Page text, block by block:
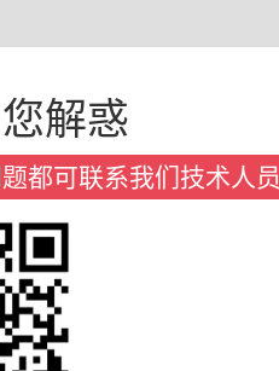
解惑
都可联系我们技术人员